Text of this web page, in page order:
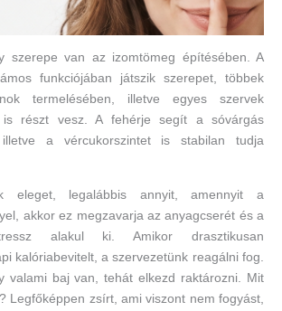
szerepe van az izomtömeg építésében. A
funkciójában játszik szerepet, többek
termelésében, illetve egyes szervek
is részt vesz. A fehérje segít a sóvárgás
illetve a vércukorszintet is stabilan tudja
eleget, legalábbis annyit, amennyit a
akkor ez megzavarja az anyagcserét és a
alakul ki. Amikor drasztikusan
kalóriabevitelt, a szervezetünk reagálni fog.
valami baj van, tehát elkezd raktározni. Mit
Legfőképpen zsírt, ami viszont nem fogyást,